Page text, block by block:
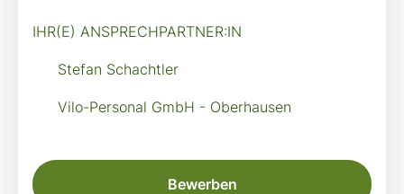
IHR(E) ANSPRECHPARTNER:IN
Stefan Schachtler
Vilo-Personal GmbH - Oberhausen
Bewerben